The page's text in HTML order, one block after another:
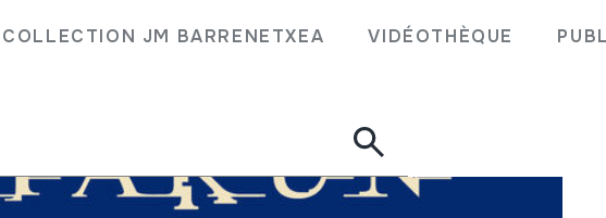
COLLECTION JM BARRENETXEA VIDÉOTHÈQUE